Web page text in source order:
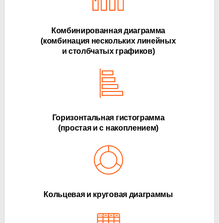
Комбинированная диаграмма
(комбинация нескольких линейных
и столбчатых графиков)
Горизонтальная гистограмма
(простая и с накоплением)
Кольцевая и круговая диаграммы